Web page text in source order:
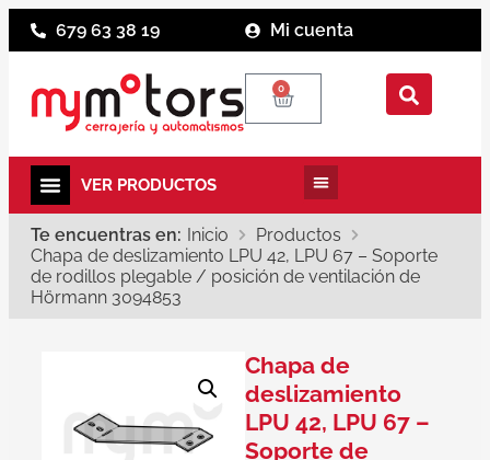
679 63 38 19 Mi cuenta
0
Te encuentras en: Inicio
Productos
Chapa de deslizamiento LPU 42, LPU 67 – Soporte
de rodillos plegable / posición de ventilación de
Hörmann 3094853
Chapa de
deslizamiento
LPU 42, LPU 67 –
Soporte de